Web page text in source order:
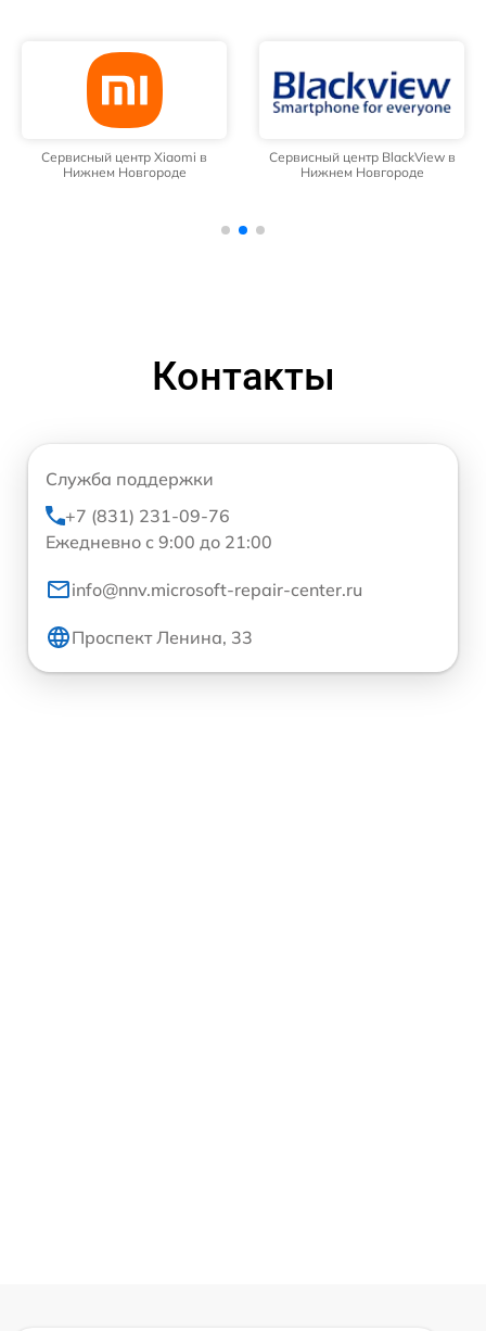
Сервисный центр Xiaomi в
Нижнем Новгороде
Сервисный центр BlackView в
Нижнем Новгороде
Контакты
Служба поддержки
+7 (831) 231-09-76
Ежедневно с 9:00 до 21:00
info@nnv.microsoft-repair-center.ru
Проспект Ленина, 33